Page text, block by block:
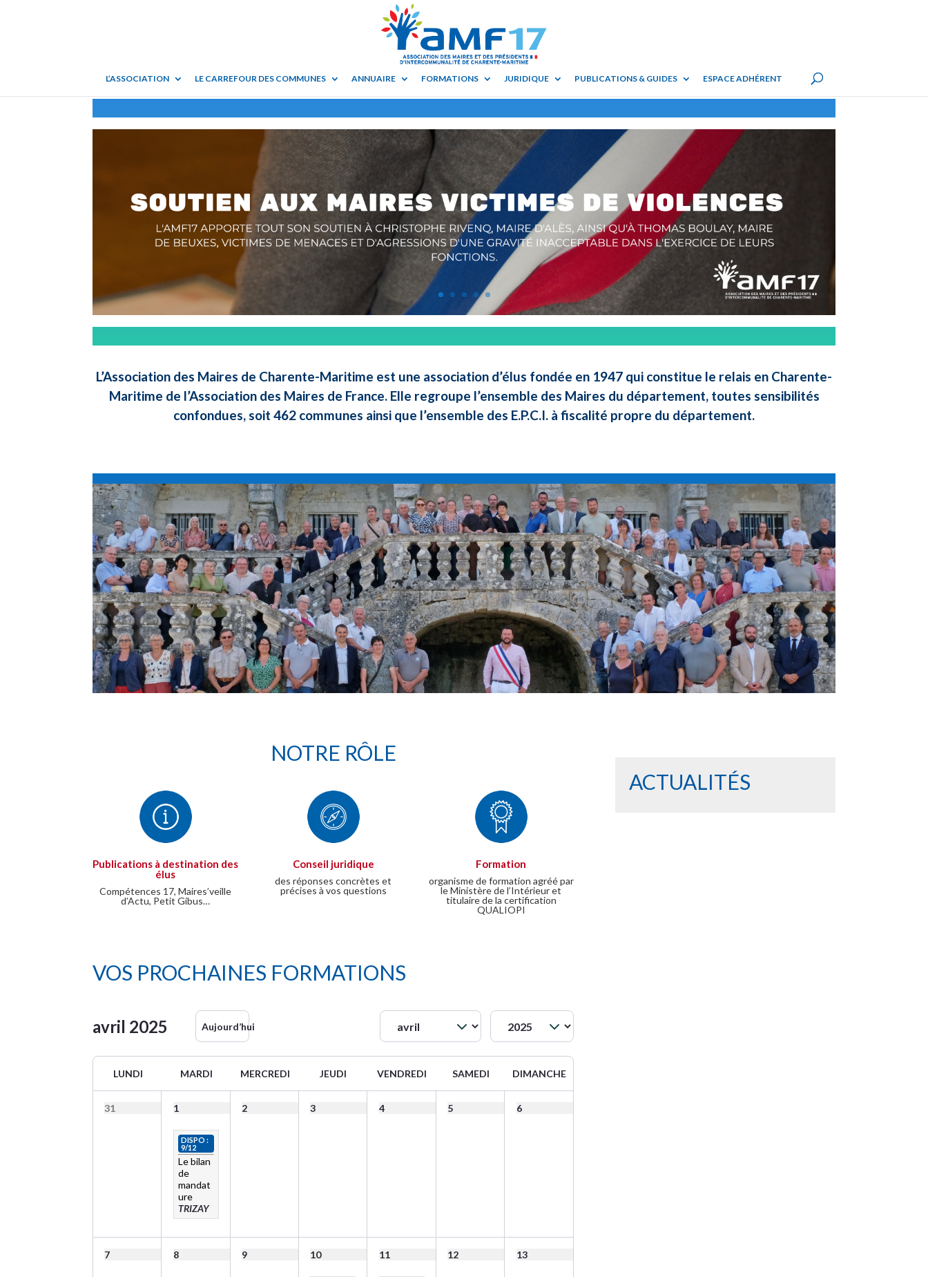
L’ASSOCIATION LE CARREFOUR DES COMMUNES ANNUAIRE FORMATIONS JURIDIQUE PUBLICATIONS & GUIDES ESPACE ADHÉRENT
L’Association des Maires de Charente-Maritime est une association d’élus fondée en 1947 qui constitue le relais en Charente-
Maritime de l’Association des Maires de France. Elle regroupe l’ensemble des Maires du département, toutes sensibilités
confondues, soit 462 communes ainsi que l’ensemble des E.P.C.I. à fiscalité propre du département.
NOTRE RÔLE
Publications à destination des
élus
Compétences 17, Maires’veille
d’Actu, Petit Gibus…
Conseil juridique
des réponses concrètes et
précises à vos questions
Formation
organisme de formation agréé par
le Ministère de l’Intérieur et
titulaire de la certification
QUALIOPI
VOS PROCHAINES FORMATIONS
avril 2025 Aujourd’hui
LUNDI MARDI MERCREDI JEUDI VENDREDI SAMEDI DIMANCHE
31 1
DISPO :
9/12
Le bilan
de
mandat
ure
TRIZAY
2 3 4 5 6
7 8 9 10 11 12 13
ACTUALITÉS